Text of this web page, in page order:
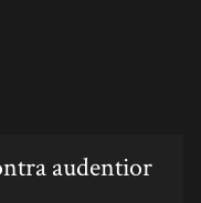
audentior